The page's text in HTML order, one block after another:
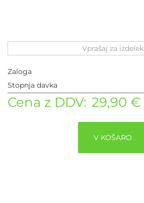
Vprašaj za izdelek
Zaloga
Stopnja davka
Cena z DDV: 29,90 €
V KOŠARO